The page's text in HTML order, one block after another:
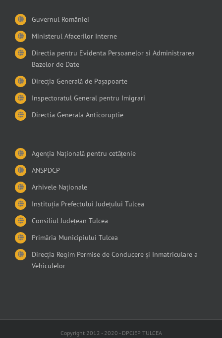
Guvernul României
Ministerul Afacerilor Interne
Directia pentru Evidenta Persoanelor si Administrarea
Bazelor de Date
Direcția Generală de Pașapoarte
Inspectoratul General pentru Imigrari
Directia Generala Anticoruptie
Agenția Națională pentru cetățenie
ANSPDCP
Arhivele Naționale
Instituția Prefectului Județului Tulcea
Consiliul Județean Tulcea
Primăria Municipiului Tulcea
Direcția Regim Permise de Conducere și Inmatriculare a
Vehiculelor
Copyright 2012 - 2020 - DPCJEP TULCEA